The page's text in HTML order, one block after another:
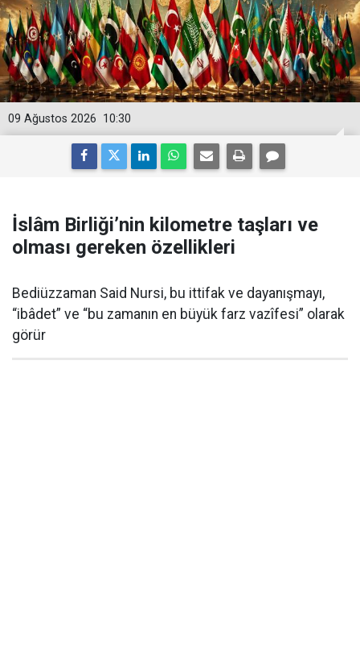
10:30
09 Ağustos 2026
İslâm Birliği’nin kilometre taşları ve
olması gereken özellikleri
Bediüzzaman Said Nursi, bu ittifak ve dayanışmayı,
“ibâdet” ve “bu zamanın en büyük farz vazîfesi” olarak
görür